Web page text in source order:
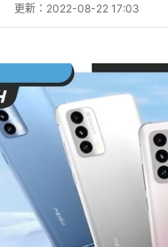
更新： 2022-08-22 17:03